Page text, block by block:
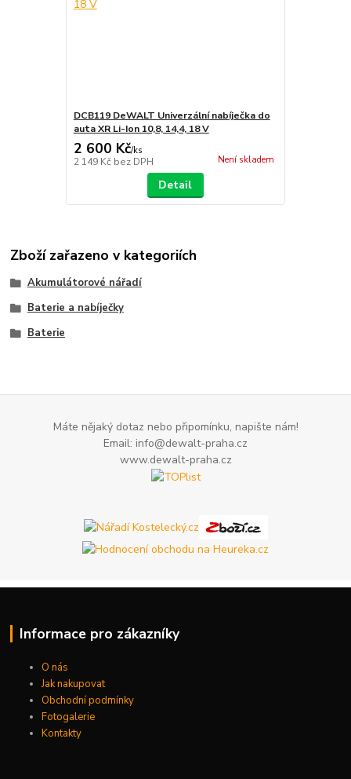
DCB119 DeWALT Univerzální nabíječka do
auta XR Li-Ion 10,8, 14,4, 18 V
2 600 Kč/ks
2 149 Kč bez DPH Není skladem
Detail
Zboží zařazeno v kategoriích
Akumulátorové nářadí
Baterie a nabíječky
Baterie
Máte nějaký dotaz nebo připomínku, napište nám!
Email: info@dewalt-praha.cz
www.dewalt-praha.cz
Informace pro zákazníky
O nás
Jak nakupovat
Obchodní podmínky
Fotogalerie
Kontakty